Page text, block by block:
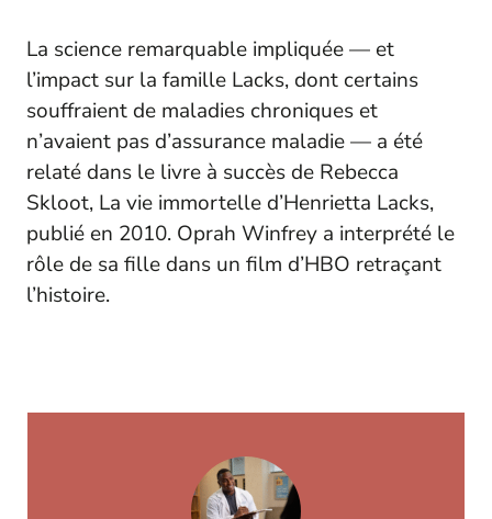
La science remarquable impliquée — et
l’impact sur la famille Lacks, dont certains
souffraient de maladies chroniques et
n’avaient pas d’assurance maladie — a été
relaté dans le livre à succès de Rebecca
Skloot, La vie immortelle d’Henrietta Lacks,
publié en 2010. Oprah Winfrey a interprété le
rôle de sa fille dans un film d’HBO retraçant
l’histoire.